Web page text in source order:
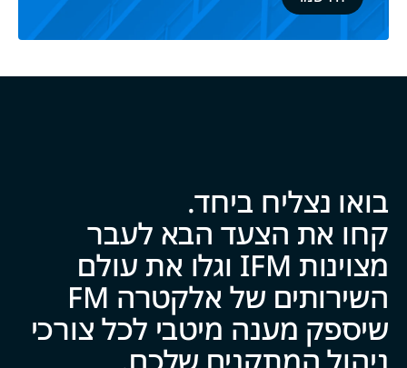
בואו נצליח ביח‍‍ד.
קחו את הצעד הבא לעבר
מצוינות IFM וגלו את עולם
השירותים של אלקטרה FM
שיספק מענה מיטבי לכל צ‍‍ו‍‍רכי
ניהול המתקנים של‍‍כם.